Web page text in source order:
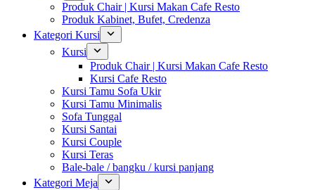
Produk Chair | Kursi Makan Cafe Resto
Produk Kabinet, Bufet, Credenza
Kategori Kursi
Kursi
Produk Chair | Kursi Makan Cafe Resto
Kursi Cafe Resto
Kursi Tamu Sofa Ukir
Kursi Tamu Minimalis
Sofa Tunggal
Kursi Santai
Kursi Couple
Kursi Teras
Bale-bale / bangku / kursi panjang
Kategori Meja